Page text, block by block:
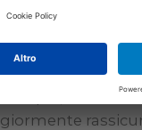
: un
da
molti casi,
se non